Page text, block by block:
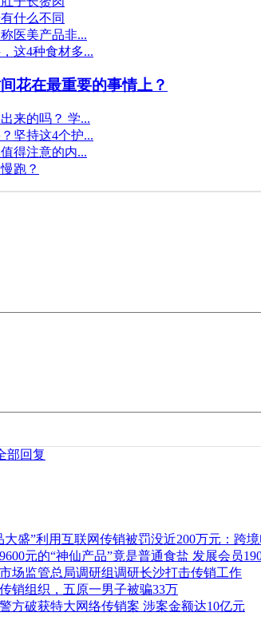
什么不同
医美产品非...
这4种食材多...
花在最重要的事情上？
来的吗？ 学...
坚持这4个护...
得注意的内...
跑？
部回复
大盛”利用互联网传销被罚没近200万元：跨
元的“神仙产品”竟是普通食盐 发展会员
场监管总局调研组调研长沙打击传销工作
销组织，五原一男子被骗33万
方破获特大网络传销案 涉案金额达10亿元